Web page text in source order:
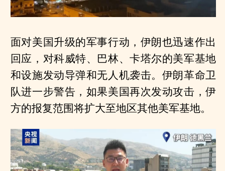
面对美国升级的军事行动，伊朗也迅速作出
回应，对科威特、巴林、卡塔尔的美军基地
和设施发动导弹和无人机袭击。伊朗革命卫
队进一步警告，如果美国再次发动攻击，伊
方的报复范围将扩大至地区其他美军基地。